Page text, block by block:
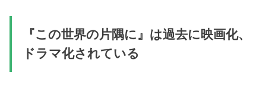
『この世界の片隅に』は過去に映画化、
ドラマ化されている